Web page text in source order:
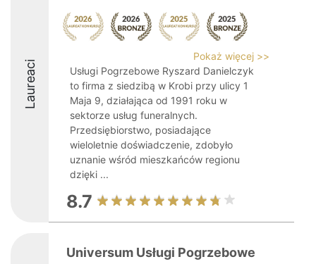
Laureaci
Pokaż więcej >>
Usługi Pogrzebowe Ryszard Danielczyk
to firma z siedzibą w Krobi przy ulicy 1
Maja 9, działająca od 1991 roku w
sektorze usług funeralnych.
Przedsiębiorstwo, posiadające
wieloletnie doświadczenie, zdobyło
uznanie wśród mieszkańców regionu
dzięki ...
8.7
Universum Usługi Pogrzebowe